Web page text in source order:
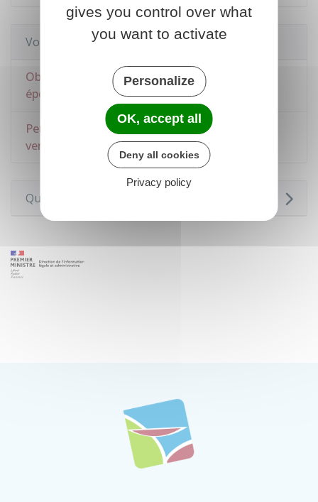
Voir aussi
Obligation alimentaire liée au mariage :
époux(se), beaux-parents....
Pension alimentaire pour un enfant : montant,
versement et révision
Questions ? Réponses !
gives you control over what
you want to activate
Personalize
OK, accept all
Deny all cookies
Privacy policy